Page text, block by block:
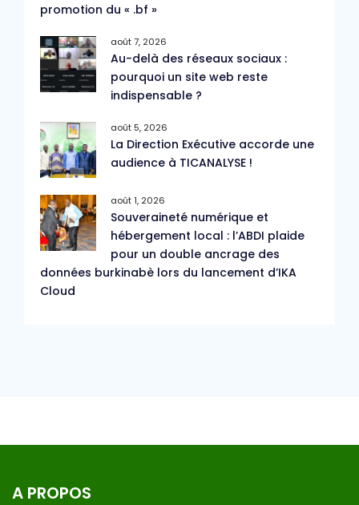
promotion du « .bf »
août 7, 2026
Au-delà des réseaux sociaux :
pourquoi un site web reste
indispensable ?
août 5, 2026
La Direction Exécutive accorde une
audience à TICANALYSE !
août 1, 2026
Souveraineté numérique et
hébergement local : l’ABDI plaide
pour un double ancrage des
données burkinabè lors du lancement d’IKA
Cloud
A PROPOS